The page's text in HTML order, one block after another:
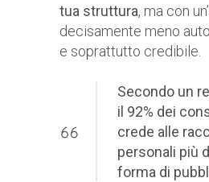
tua struttura, ma con
decisamente meno
e soprattutto credibile.
Secondo un
il 92% dei
crede alle
personali più
forma di